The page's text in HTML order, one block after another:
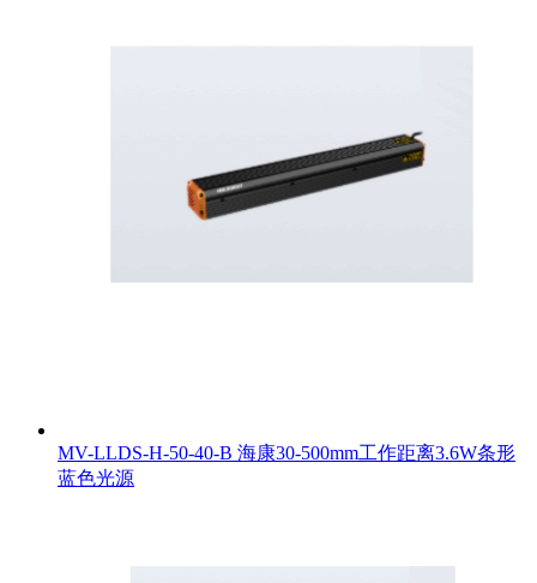
MV-LLDS-H-50-40-B 海康30-500mm工作距离3.6W条形
蓝色光源